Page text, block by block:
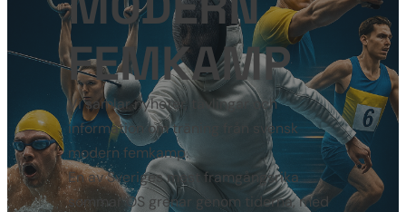
FEMKAMP
Vi samlar nyheter, tävlingar och
information om träning från svensk
modern femkamp.
En av Sveriges mest framgångsrika
sommar OS grenar genom tiderna, med